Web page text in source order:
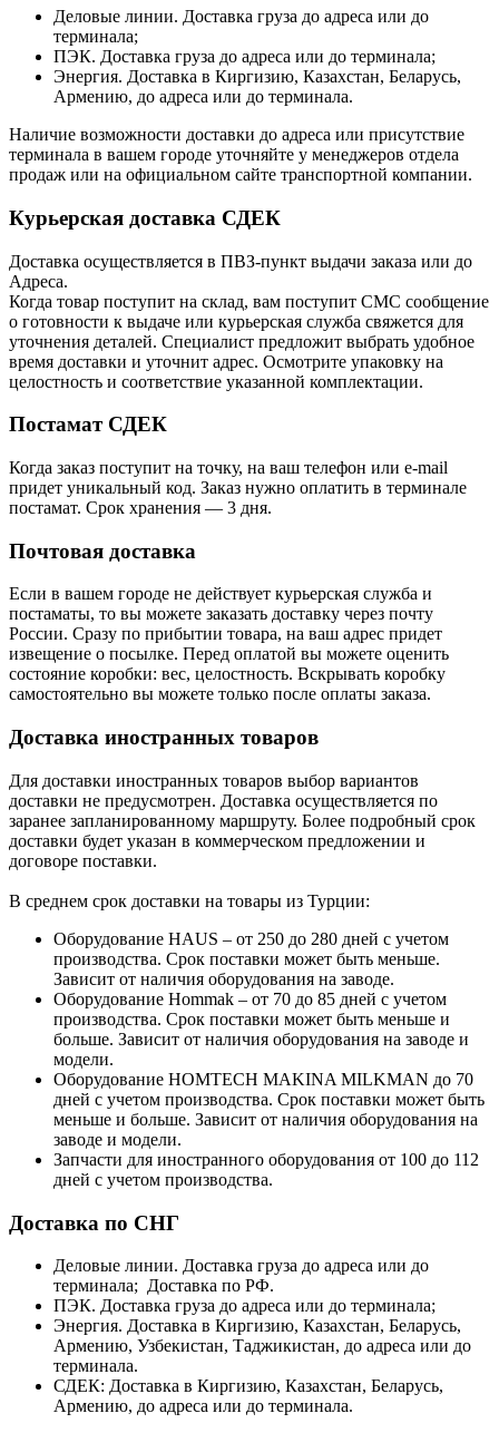
Деловые линии. Доставка груза до адреса или до
терминала;
ПЭК. Доставка груза до адреса или до терминала;
Энергия. Доставка в Киргизию, Казахстан, Беларусь,
Армению, до адреса или до терминала.
Наличие возможности доставки до адреса или присутствие
терминала в вашем городе уточняйте у менеджеров отдела
продаж или на официальном сайте транспортной компании.
Курьерская доставка СДЕК
Доставка осуществляется в ПВЗ-пункт выдачи заказа или до
Адреса.
Когда товар поступит на склад, вам поступит СМС сообщение
о готовности к выдаче или курьерская служба свяжется для
уточнения деталей. Специалист предложит выбрать удобное
время доставки и уточнит адрес. Осмотрите упаковку на
целостность и соответствие указанной комплектации.
Постамат СДЕК
Когда заказ поступит на точку, на ваш телефон или e-mail
придет уникальный код. Заказ нужно оплатить в терминале
постамат. Срок хранения — 3 дня.
Почтовая доставка
Если в вашем городе не действует курьерская служба и
постаматы, то вы можете заказать доставку через почту
России. Сразу по прибытии товара, на ваш адрес придет
извещение о посылке. Перед оплатой вы можете оценить
состояние коробки: вес, целостность. Вскрывать коробку
самостоятельно вы можете только после оплаты заказа.
Доставка иностранных товаров
Для доставки иностранных товаров выбор вариантов
доставки не предусмотрен. Доставка осуществляется по
заранее запланированному маршруту. Более подробный срок
доставки будет указан в коммерческом предложении и
договоре поставки.
В среднем срок доставки на товары из Турции:
Оборудование HAUS – от 250 до 280 дней с учетом
производства. Срок поставки может быть меньше.
Зависит от наличия оборудования на заводе.
Оборудование Hommak – от 70 до 85 дней с учетом
производства. Срок поставки может быть меньше и
больше. Зависит от наличия оборудования на заводе и
модели.
Оборудование HOMTECH MAKINA MILKMAN до 70
дней с учетом производства. Срок поставки может быть
меньше и больше. Зависит от наличия оборудования на
заводе и модели.
Запчасти для иностранного оборудования от 100 до 112
дней с учетом производства.
Доставка по СНГ
Деловые линии. Доставка груза до адреса или до
терминала; Доставка по РФ.
ПЭК. Доставка груза до адреса или до терминала;
Энергия. Доставка в Киргизию, Казахстан, Беларусь,
Армению, Узбекистан, Таджикистан, до адреса или до
терминала.
СДЕК: Доставка в Киргизию, Казахстан, Беларусь,
Армению, до адреса или до терминала.